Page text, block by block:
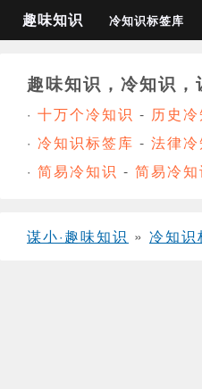
趣味知识 冷知识标签库
趣味知识，冷知识，
· 十万个冷知识 - 历史
· 冷知识标签库 - 法律冷
· 简易冷知识 - 简易冷
谋小·趣味知识 » 冷知识